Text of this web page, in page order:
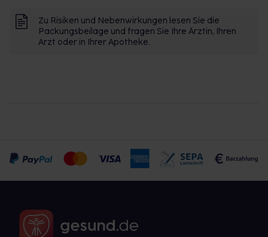
Zu Risiken und Nebenwirkungen lesen Sie die
Packungsbeilage und fragen Sie Ihre Ärztin, Ihren
Arzt oder in Ihrer Apotheke.